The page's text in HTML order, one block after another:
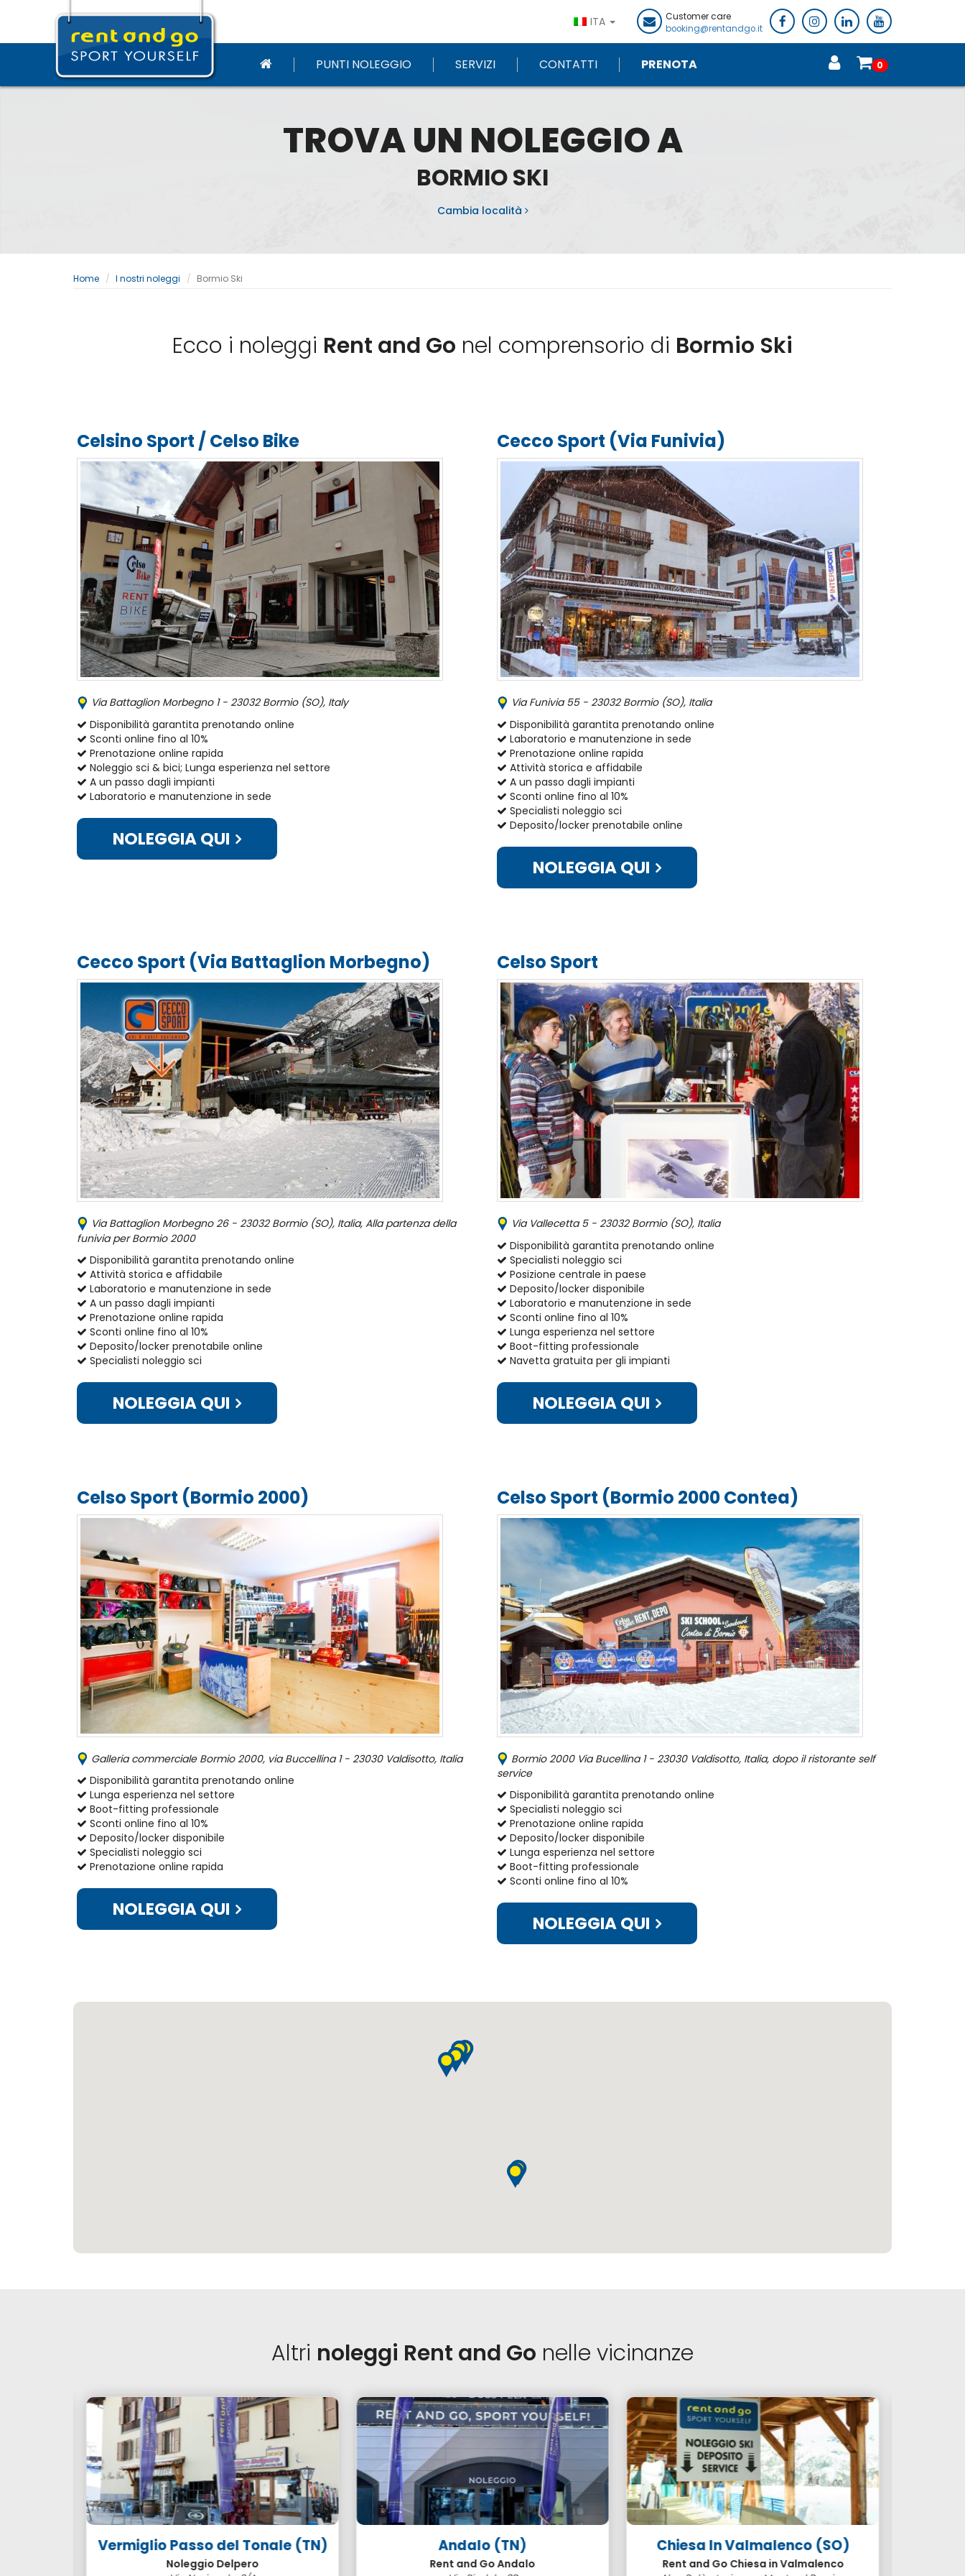
ITA
Customer care
booking@rentandgo.it
PUNTI NOLEGGIO SERVIZI CONTATTI PRENOTA 0
TROVA UN NOLEGGIO A
BORMIO SKI
Cambia località
Home I nostri noleggi Bormio Ski
Ecco i noleggi Rent and Go nel comprensorio di Bormio Ski
Celsino Sport / Celso Bike
Via Battaglion Morbegno 1 - 23032 Bormio (SO), Italy
Disponibilità garantita prenotando online
Sconti online fino al 10%
Prenotazione online rapida
Noleggio sci & bici; Lunga esperienza nel settore
A un passo dagli impianti
Laboratorio e manutenzione in sede
NOLEGGIA QUI
Cecco Sport (Via Funivia)
Via Funivia 55 - 23032 Bormio (SO), Italia
Disponibilità garantita prenotando online
Laboratorio e manutenzione in sede
Prenotazione online rapida
Attività storica e affidabile
A un passo dagli impianti
Sconti online fino al 10%
Specialisti noleggio sci
Deposito/locker prenotabile online
NOLEGGIA QUI
Cecco Sport (Via Battaglion Morbegno)
Via Battaglion Morbegno 26 - 23032 Bormio (SO), Italia, Alla partenza della
funivia per Bormio 2000
Disponibilità garantita prenotando online
Attività storica e affidabile
Laboratorio e manutenzione in sede
A un passo dagli impianti
Prenotazione online rapida
Sconti online fino al 10%
Deposito/locker prenotabile online
Specialisti noleggio sci
NOLEGGIA QUI
Celso Sport
Via Vallecetta 5 - 23032 Bormio (SO), Italia
Disponibilità garantita prenotando online
Specialisti noleggio sci
Posizione centrale in paese
Deposito/locker disponibile
Laboratorio e manutenzione in sede
Sconti online fino al 10%
Lunga esperienza nel settore
Boot-fitting professionale
Navetta gratuita per gli impianti
NOLEGGIA QUI
Celso Sport (Bormio 2000)
Galleria commerciale Bormio 2000, via Buccellina 1 - 23030 Valdisotto, Italia
Disponibilità garantita prenotando online
Lunga esperienza nel settore
Boot-fitting professionale
Sconti online fino al 10%
Deposito/locker disponibile
Specialisti noleggio sci
Prenotazione online rapida
NOLEGGIA QUI
Celso Sport (Bormio 2000 Contea)
Bormio 2000 Via Bucellina 1 - 23030 Valdisotto, Italia, dopo il ristorante self
service
Disponibilità garantita prenotando online
Specialisti noleggio sci
Prenotazione online rapida
Deposito/locker disponibile
Lunga esperienza nel settore
Boot-fitting professionale
Sconti online fino al 10%
NOLEGGIA QUI
Altri noleggi Rent and Go nelle vicinanze
Vermiglio Passo del Tonale (TN)
Noleggio Delpero
Andalo (TN)
Rent and Go Andalo
Chiesa In Valmalenco (SO)
Rent and Go Chiesa in Valmalenco